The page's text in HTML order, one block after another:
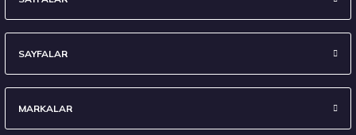
SAYFALAR
MARKALAR